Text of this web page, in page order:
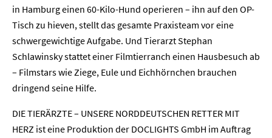
in Hamburg einen 60-Kilo-Hund operieren – ihn auf den OP-
Tisch zu hieven, stellt das gesamte Praxisteam vor eine
schwergewichtige Aufgabe. Und Tierarzt Stephan
Schlawinsky stattet einer Filmtierranch einen Hausbesuch ab
– Filmstars wie Ziege, Eule und Eichhörnchen brauchen
dringend seine Hilfe.
DIE TIERÄRZTE – UNSERE NORDDEUTSCHEN RETTER MIT
HERZ ist eine Produktion der DOCLIGHTS GmbH im Auftrag